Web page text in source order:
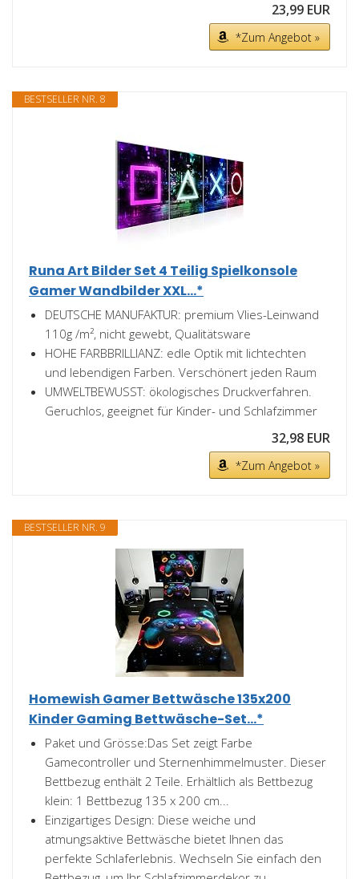
23,99 EUR
*Zum Angebot »
BESTSELLER NR. 8
Runa Art Bilder Set 4 Teilig Spielkonsole
Gamer Wandbilder XXL...*
DEUTSCHE MANUFAKTUR: premium Vlies-Leinwand
110g /m², nicht gewebt, Qualitätsware
HOHE FARBBRILLIANZ: edle Optik mit lichtechten
und lebendigen Farben. Verschönert jeden Raum
UMWELTBEWUSST: ökologisches Druckverfahren.
Geruchlos, geeignet für Kinder- und Schlafzimmer
32,98 EUR
*Zum Angebot »
BESTSELLER NR. 9
Homewish Gamer Bettwäsche 135x200
Kinder Gaming Bettwäsche-Set...*
Paket und Grösse:Das Set zeigt Farbe
Gamecontroller und Sternenhimmelmuster. Dieser
Bettbezug enthält 2 Teile. Erhältlich als Bettbezug
klein: 1 Bettbezug 135 x 200 cm...
Einzigartiges Design: Diese weiche und
atmungsaktive Bettwäsche bietet Ihnen das
perfekte Schlaferlebnis. Wechseln Sie einfach den